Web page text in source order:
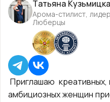
Татьяна
Арома-стилист,
Люберцы
Приглашаю креативных,
амбициозных женщин